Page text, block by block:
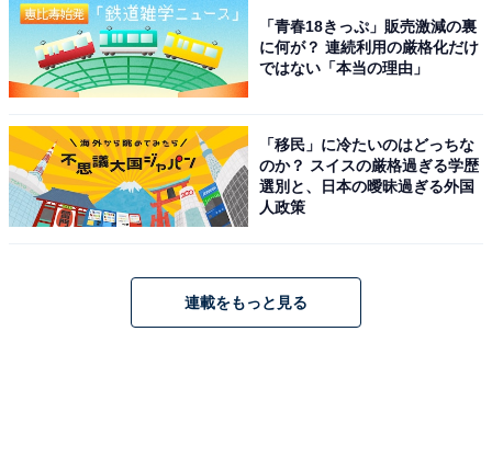
「次に購入したい」と思うトヨタの車ランキン
グ！ 同率2位「アルファード」「プリウス」を
抑えた1位は？【2025年調査】
「青春18きっぷ」販売激減の裏
に何が？ 連続利用の厳格化だけ
ではない「本当の理由」
「移民」に冷たいのはどっちな
のか？ スイスの厳格過ぎる学歴
選別と、日本の曖昧過ぎる外国
人政策
連載をもっと見る